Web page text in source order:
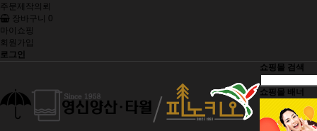
주문제작의뢰
장바구니
0
마이쇼핑
회원가입
로그인
쇼핑몰 검색
쇼핑몰 배너